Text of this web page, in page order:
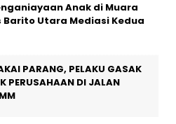
Anak di Muara
Barito Utara Mediasi Kedua
PARANG, PELAKU GASAK
PERUSAHAAN DI JALAN